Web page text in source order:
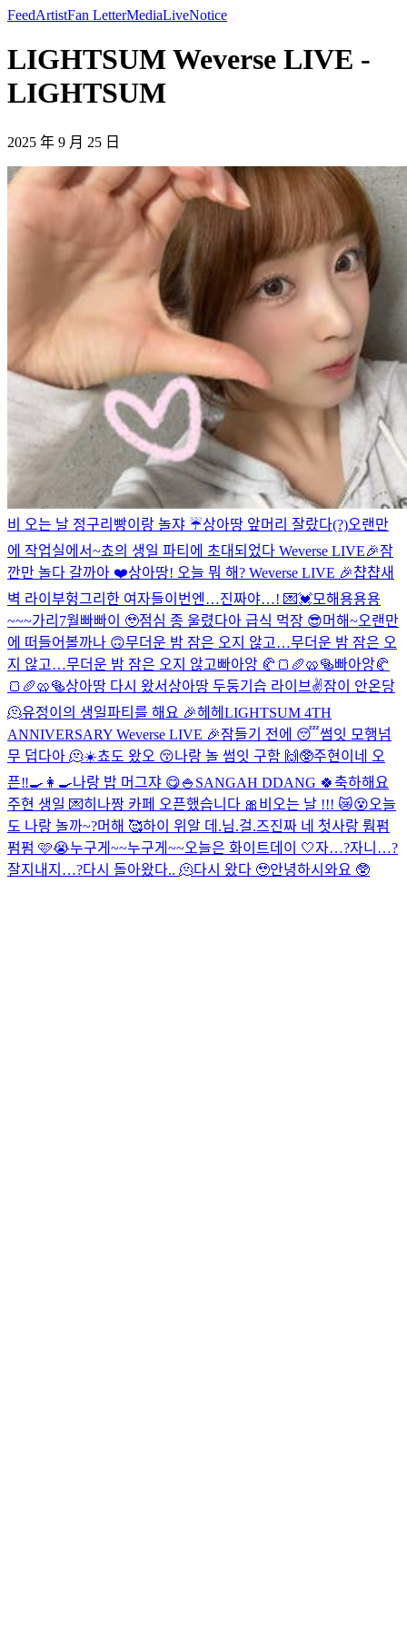
FeedArtistFan LetterMediaLiveNotice
LIGHTSUM Weverse LIVE -
LIGHTSUM
2025 年 9 月 25 日
비 오는 날 정구리빵이랑 놀쟈 ☔️상아땅 앞머리 잘랐다(?)오랜만
에 작업실에서~쵸의 생일 파티에 초대되었다 Weverse LIVE🎉잠
깐만 놀다 갈까아 ❤️상아땅! 오늘 뭐 해? Weverse LIVE 🎉챱챱새
벽 라이부헝그리한 여자들이번엔…진짜야…! 💌💓모해용용용
~~~가리 7월빠빠이 🥹점심 종 울렸다아 급식 먹장 😎머해~오랜만
에 떠들어볼까나 🙃무더운 밤 잠은 오지 않고…무더운 밤 잠은 오
지 않고…무더운 밤 잠은 오지 않고빠아앙 🥐🍞🥖🥨🥯빠아앙🥐
🍞🥖🥨🥯상아땅 다시 왔서 상아땅 두둥기습 라이브✌️잠이 안온당
🫠유정이의 생일파티를 해요 🎉헤헤 LIGHTSUM 4TH
ANNIVERSARY Weverse LIVE 🎉잠들기 전에 😴썸잇 모행넘
무 덥다아 🫠☀️쵸도 왔오 😚나랑 놀 썸잇 구함 🙌🥸주현이네 오
픈‼️🍳👩‍🍳나랑 밥 머그쟈 😋🍚 SANGAH DDANG 🍀축하해요
주현 생일 💌히나짱 카페 오픈했습니다 🎀 비오는 날 !!! 😿😵오늘
도 나랑 놀까~?머해 🥰하이 위알 데.님.걸.즈진짜 네 첫사랑 뤔펌
펌펌 🩷😭누구게~~누구게~~오늘은 화이트데이 🤍자…?자니…?
잘지내지…?다시 돌아왔다.. 🫠다시 왔다 🥹안녕하시와요 🥸